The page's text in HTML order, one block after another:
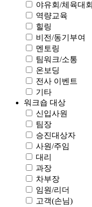
야유회/체육대회
역량교육
힐링
비전/동기부여
멘토링
팀워크/소통
온보딩
전사 이벤트
기타
워크숍 대상
신입사원
팀장
승진대상자
사원/주임
대리
과장
차부장
임원/리더
고객(손님)